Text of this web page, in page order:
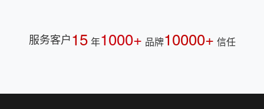
服务客户15 年1000+ 品牌10000+ 信任